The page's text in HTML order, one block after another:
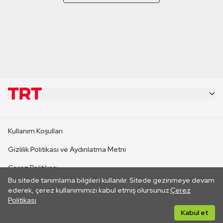
Bu sitede tanımlama bilgileri kullanılır. Sitede gezinmeye devam
ederek, çerez kullanımımızı kabul etmiş olursunuz.Çerez
Politikası
Kabul et
CANLI YAYINLAR
Kullanım Koşulları
Gizlilik Politikası ve Aydınlatma Metni
Çerez Politikası
İletişim
Her hakkı saklıdır. ©2026 TRT. Bağlantı yoluyla gidilen dış